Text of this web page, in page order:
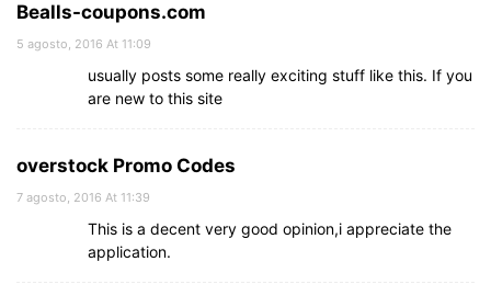
Bealls-coupons.com
5 agosto, 2016 At 11:09
usually posts some really exciting stuff like this. If you
are new to this site
overstock Promo Codes
7 agosto, 2016 At 11:39
This is a decent very good opinion,i appreciate the
application.